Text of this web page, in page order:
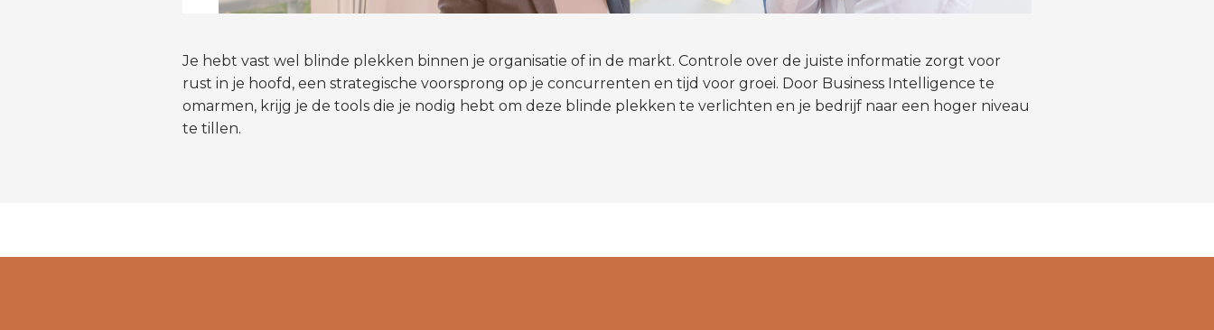
Je hebt vast wel blinde plekken binnen je organisatie of in de markt. Controle over de juiste informatie zorgt voor
rust in je hoofd, een strategische voorsprong op je concurrenten en tijd voor groei. Door Business Intelligence te
omarmen, krijg je de tools die je nodig hebt om deze blinde plekken te verlichten en je bedrijf naar een hoger niveau
te tillen.